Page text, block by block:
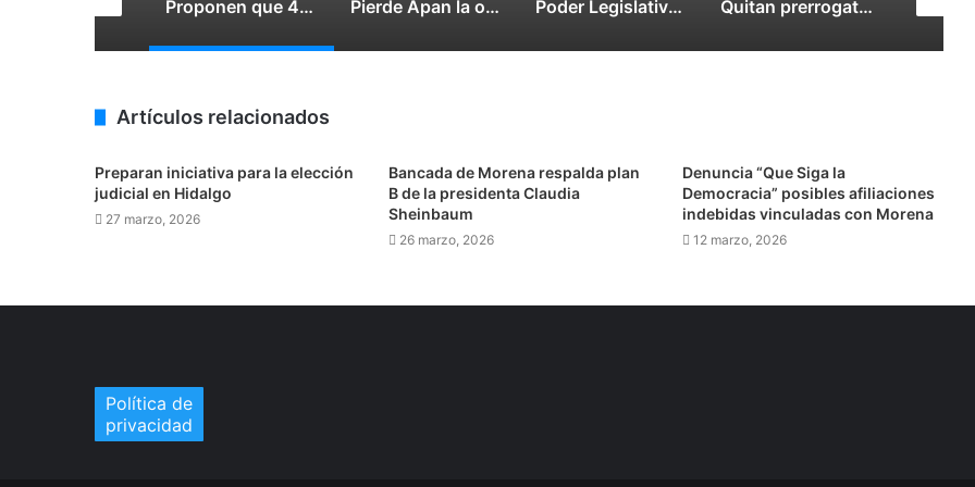
Proponen que 42 alcaldías de Hidalgo sean de postulación exclusiva para mujeres Pierde Apan la oportunidad de albergar un Bachillerato Nacional “Margarita Maza” Poder Legislativo organizará el Parlamento de las Mujeres Quitan prerrogativas al PRI en Hidalgo para dar cumplimiento a laudo laboral
Artículos relacionados
Preparan iniciativa para la elección
judicial en Hidalgo
27 marzo, 2026
Bancada de Morena respalda plan
B de la presidenta Claudia
Sheinbaum
26 marzo, 2026
Denuncia “Que Siga la
Democracia” posibles afiliaciones
indebidas vinculadas con Morena
12 marzo, 2026
Política de
privacidad